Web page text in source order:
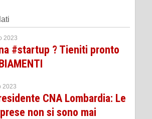
2023
#startup ? Tieniti pronto
2023
CNA Lombardia: Le
non si sono mai